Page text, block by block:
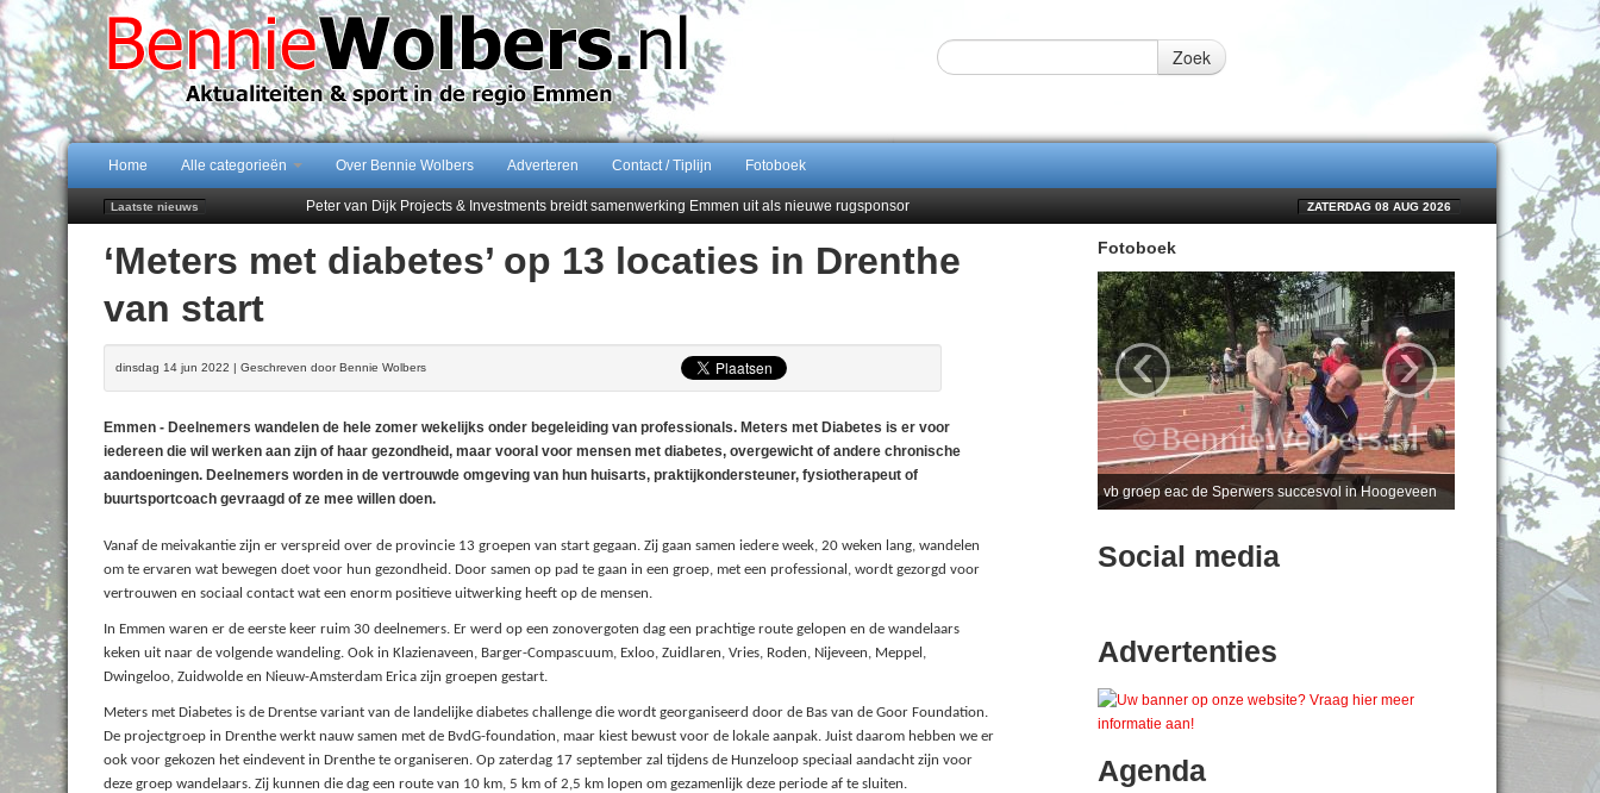
Zoek
Home Alle categorieën Over Bennie Wolbers Adverteren Contact / Tiplijn Fotoboek
Laatste nieuws
Peter van Dijk Projects & Investments breidt samenwerking Emmen uit als nieuwe rugsponsor
102 kaarsen voor eeuwling Mieke Sijbom-Maatje
Emmen wint op Open Dag overtuigend van Almere City
ZATERDAG 08 AUG 2026
‘Meters met diabetes’ op 13 locaties in Drenthe
van start
dinsdag 14 jun 2022 | Geschreven door Bennie Wolbers
Emmen - Deelnemers wandelen de hele zomer wekelijks onder begeleiding van professionals. Meters met Diabetes is er voor
iedereen die wil werken aan zijn of haar gezondheid, maar vooral voor mensen met diabetes, overgewicht of andere chronische
aandoeningen. Deelnemers worden in de vertrouwde omgeving van hun huisarts, praktijkondersteuner, fysiotherapeut of
buurtsportcoach gevraagd of ze mee willen doen.
Vanaf de meivakantie zijn er verspreid over de provincie 13 groepen van start gegaan. Zij gaan samen iedere week, 20 weken lang, wandelen
om te ervaren wat bewegen doet voor hun gezondheid. Door samen op pad te gaan in een groep, met een professional, wordt gezorgd voor
vertrouwen en sociaal contact wat een enorm positieve uitwerking heeft op de mensen.
In Emmen waren er de eerste keer ruim 30 deelnemers. Er werd op een zonovergoten dag een prachtige route gelopen en de wandelaars
keken uit naar de volgende wandeling. Ook in Klazienaveen, Barger-Compascuum, Exloo, Zuidlaren, Vries, Roden, Nijeveen, Meppel,
Dwingeloo, Zuidwolde en Nieuw-Amsterdam Erica zijn groepen gestart.
Meters met Diabetes is de Drentse variant van de landelijke diabetes challenge die wordt georganiseerd door de Bas van de Goor Foundation.
De projectgroep in Drenthe werkt nauw samen met de BvdG-foundation, maar kiest bewust voor de lokale aanpak. Juist daarom hebben we er
ook voor gekozen het eindevent in Drenthe te organiseren. Op zaterdag 17 september zal tijdens de Hunzeloop speciaal aandacht zijn voor
deze groep wandelaars. Zij kunnen die dag een route van 10 km, 5 km of 2,5 km lopen om gezamenlijk deze periode af te sluiten.
Fotoboek
vb groep eac de Sperwers succesvol in Hoogeveen
‹ ›
Social media
Advertenties
Agenda